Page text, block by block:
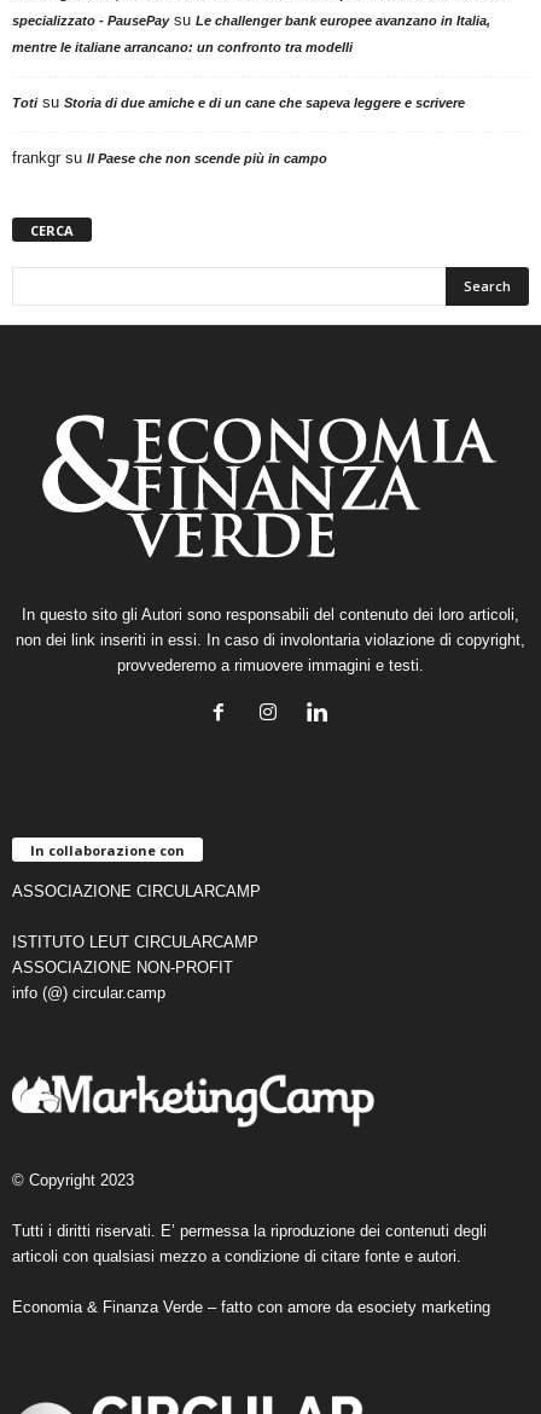
specializzato - PausePaysu Le challenger bank europee avanzano in Italia,
mentre le italiane arrancano: un confronto tra modelli
Totisu Storia di due amiche e di un cane che sapeva leggere e scrivere
frankgr su Il Paese che non scende più in campo
CERCA
In questo sito gli Autori sono responsabili del contenuto dei loro articoli,
non dei link inseriti in essi. In caso di involontaria violazione di copyright,
provvederemo a rimuovere immagini e testi.
In collaborazione con
ASSOCIAZIONE CIRCULARCAMP
ISTITUTO LEUT CIRCULARCAMP
ASSOCIAZIONE NON-PROFIT
info (@) circular.camp
© Copyright 2023
Tutti i diritti riservati. E’ permessa la riproduzione dei contenuti degli
articoli con qualsiasi mezzo a condizione di citare fonte e autori.
Economia & Finanza Verde – fatto con amore da esociety marketing